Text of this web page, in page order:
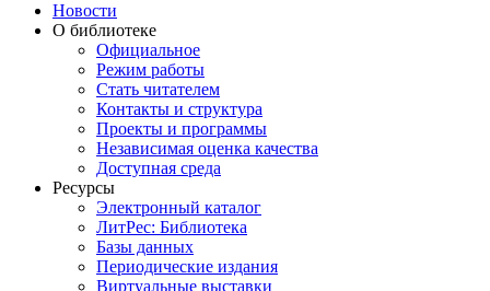
Новости
О библиотеке
Официальное
Режим работы
Стать читателем
Контакты и структура
Проекты и программы
Независимая оценка качества
Доступная среда
Ресурсы
Электронный каталог
ЛитРес: Библиотека
Базы данных
Периодические издания
Виртуальные выставки